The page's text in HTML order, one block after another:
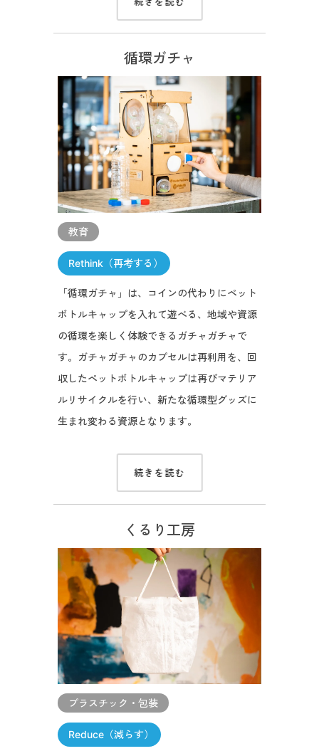
循環ガチャ
教育
Rethink（再考する）
「循環ガチャ」は、コインの代わりにペット
ボトルキャップを入れて遊べる、地域や資源
の循環を楽しく体験できるガチャガチャで
す。ガチャガチャのカプセルは再利用を、回
収したペットボトルキャップは再びマテリア
ルリサイクルを行い、新たな循環型グッズに
生まれ変わる資源となります。
続きを読む
くるり工房
プラスチック・包装
Reduce（減らす）